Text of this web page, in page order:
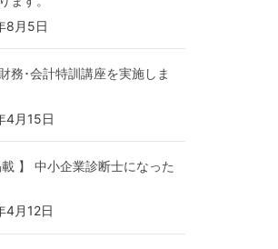
8月5日
務･会計特訓講座を実施しま
4月15日
載 】 中小企業診断士になった
4月12日